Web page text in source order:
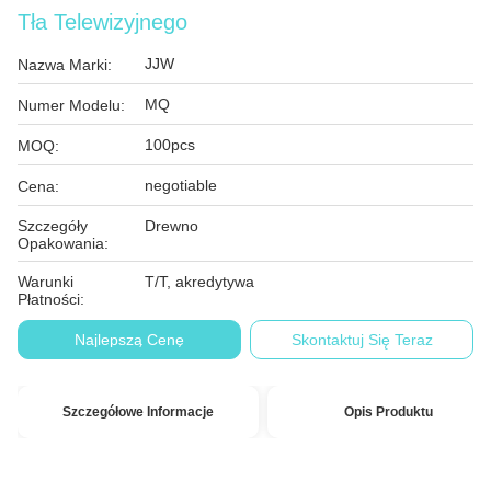
Tła Telewizyjnego
Nazwa Marki: JJW
Numer Modelu: MQ
MOQ: 100pcs
Cena: negotiable
Szczegóły
Opakowania:
Drewno
Warunki
Płatności:
T/T, akredytywa
Najlepszą Cenę Skontaktuj Się Teraz
Szczegółowe Informacje Opis Produktu